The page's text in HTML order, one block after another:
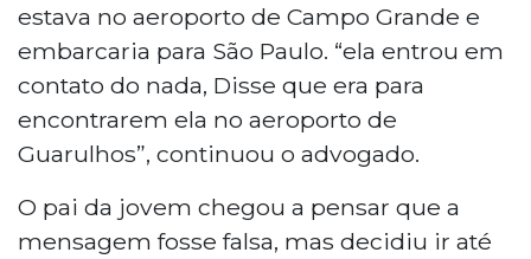
estava no aeroporto de Campo Grande e
embarcaria para São Paulo. “ela entrou em
contato do nada, Disse que era para
encontrarem ela no aeroporto de
Guarulhos”, continuou o advogado.
O pai da jovem chegou a pensar que a
mensagem fosse falsa, mas decidiu ir até